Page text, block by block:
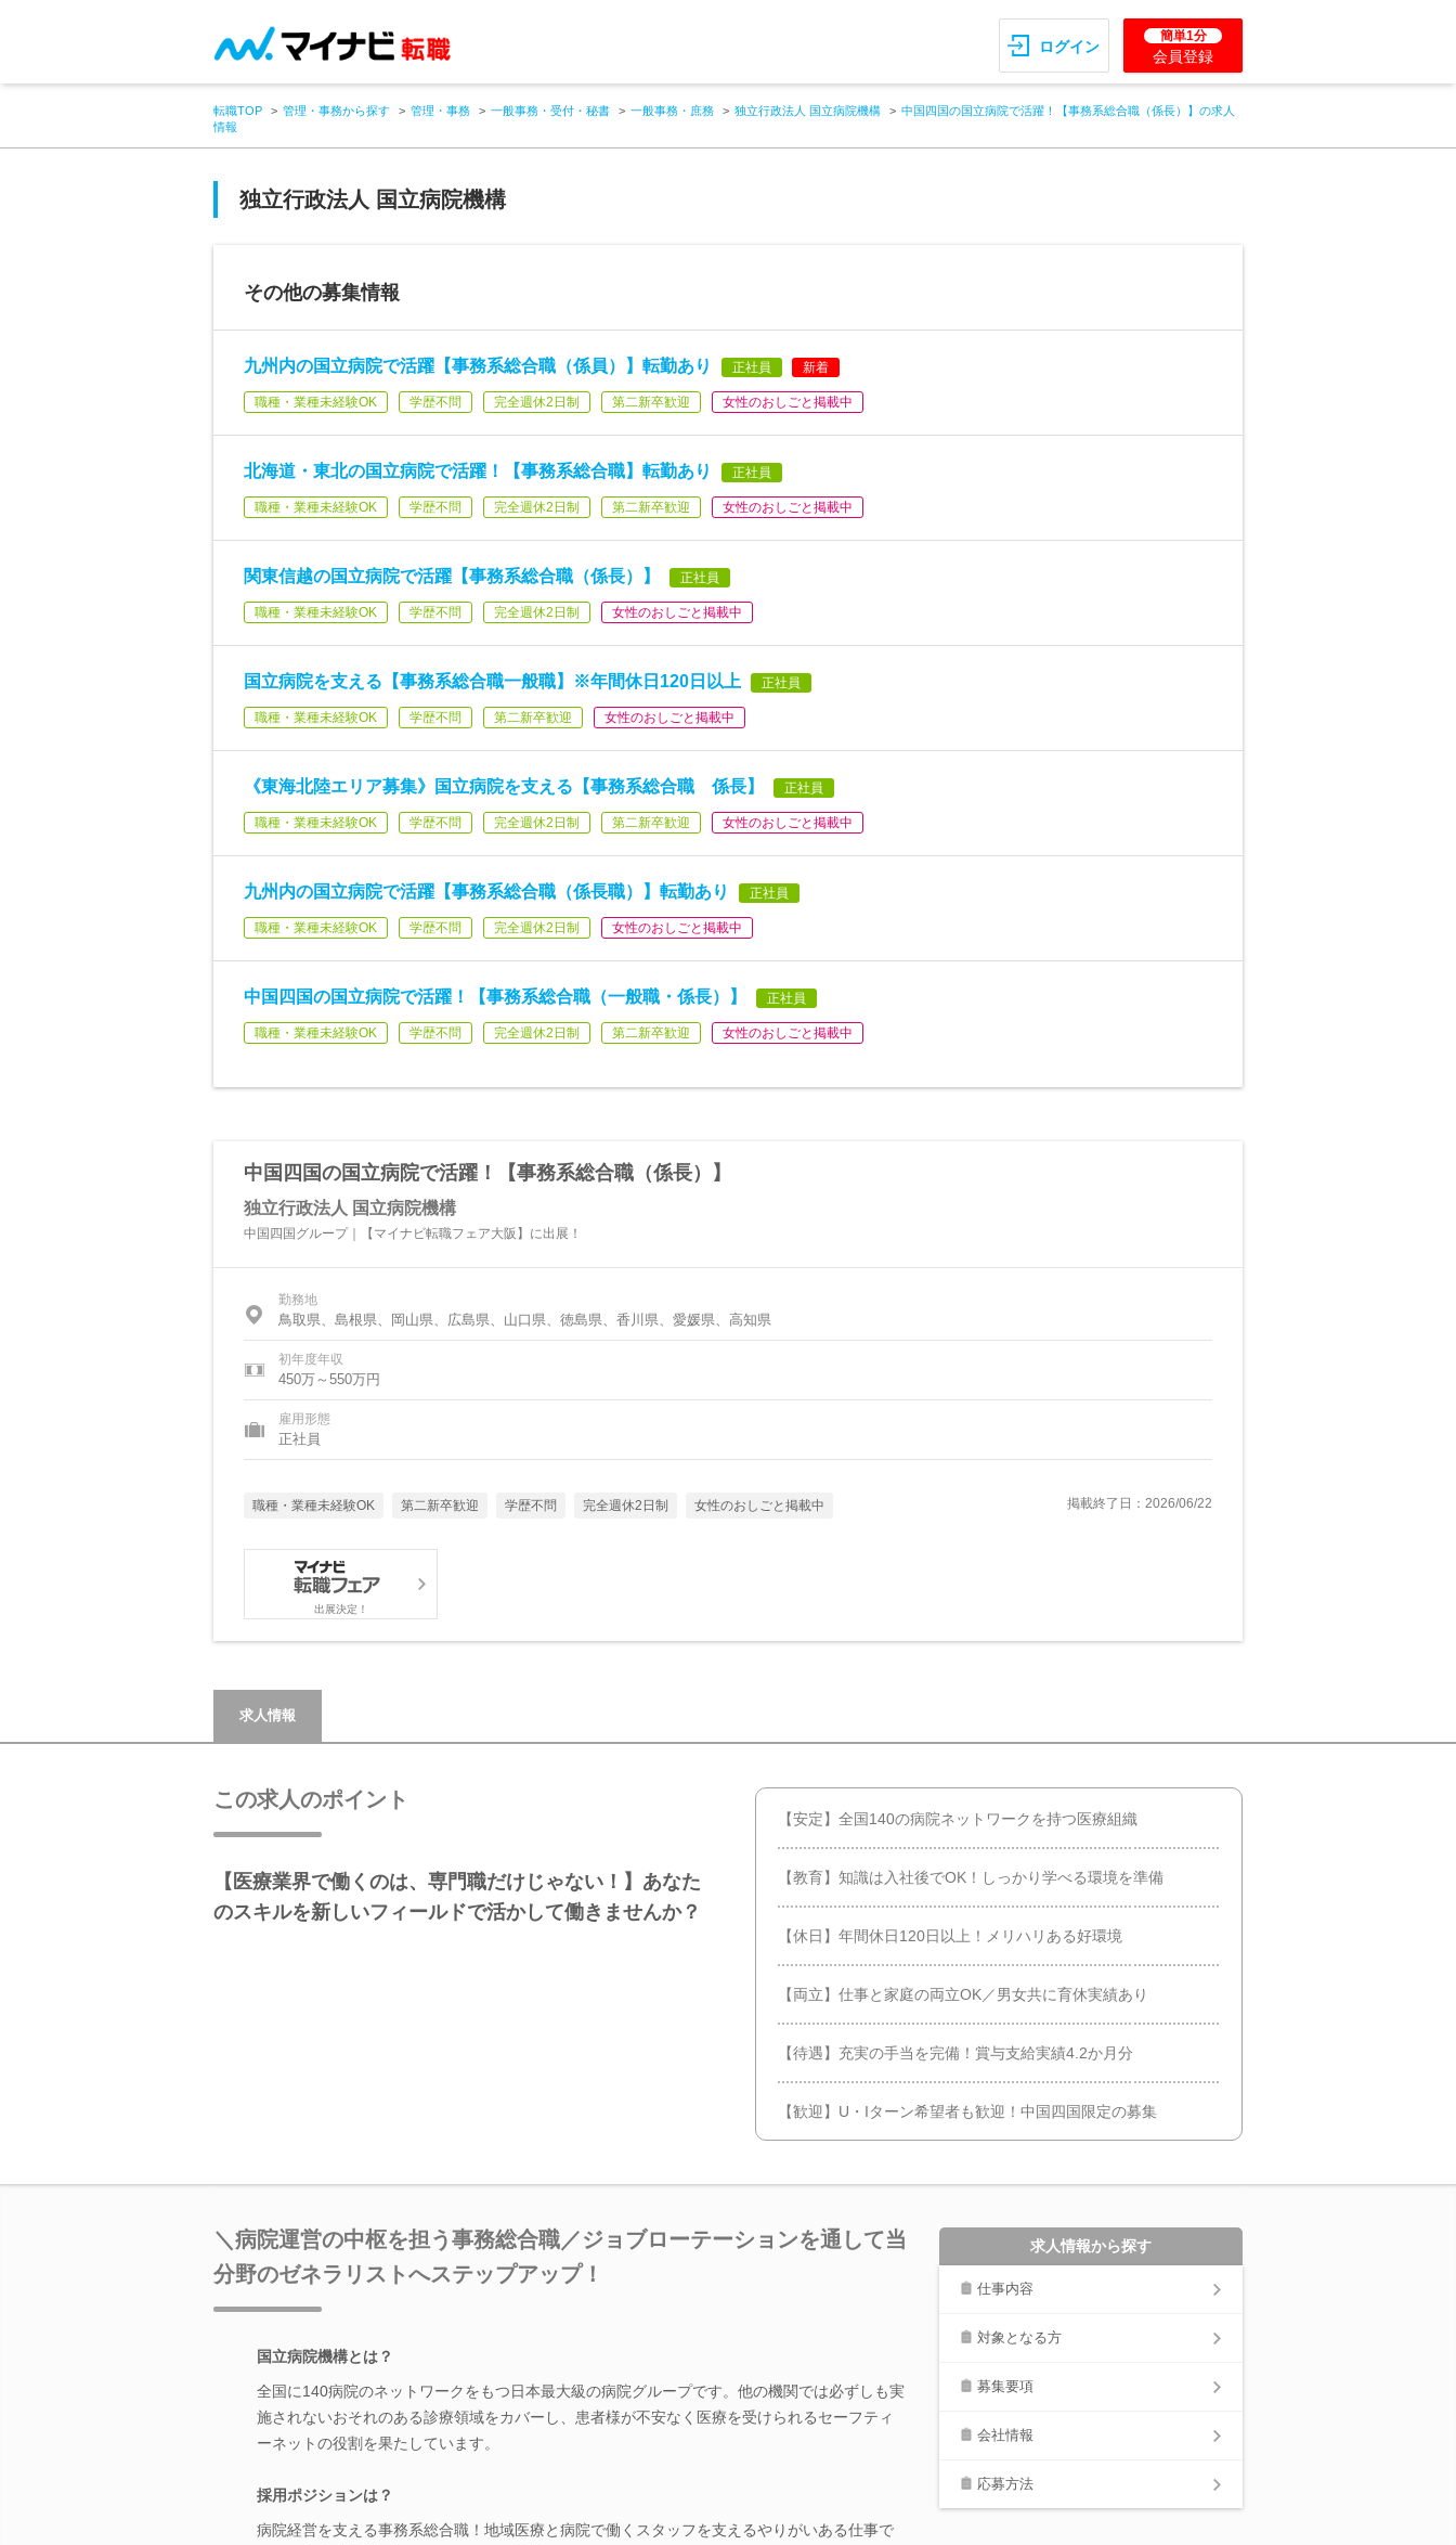
ログイン
簡単1分
会員登録
転職TOP 管理・事務から探す 管理・事務 一般事務・受付・秘書 一般事務・庶務 独立行政法人 国立病院機構
中国四国の国立病院で活躍！【事務系総合職（係長）】の求人
情報
独立行政法人 国立病院機構
その他の募集情報
九州内の国立病院で活躍【事務系総合職（係員）】転勤あり 正社員 新着
職種・業種未経験OK 学歴不問 完全週休2日制 第二新卒歓迎 女性のおしごと掲載中
北海道・東北の国立病院で活躍！【事務系総合職】転勤あり 正社員
職種・業種未経験OK 学歴不問 完全週休2日制 第二新卒歓迎 女性のおしごと掲載中
関東信越の国立病院で活躍【事務系総合職（係長）】 正社員
職種・業種未経験OK 学歴不問 完全週休2日制 女性のおしごと掲載中
国立病院を支える【事務系総合職一般職】※年間休日120日以上 正社員
職種・業種未経験OK 学歴不問 第二新卒歓迎 女性のおしごと掲載中
《東海北陸エリア募集》国立病院を支える【事務系総合職 係長】 正社員
職種・業種未経験OK 学歴不問 完全週休2日制 第二新卒歓迎 女性のおしごと掲載中
九州内の国立病院で活躍【事務系総合職（係長職）】転勤あり 正社員
職種・業種未経験OK 学歴不問 完全週休2日制 女性のおしごと掲載中
中国四国の国立病院で活躍！【事務系総合職（一般職・係長）】 正社員
職種・業種未経験OK 学歴不問 完全週休2日制 第二新卒歓迎 女性のおしごと掲載中
中国四国の国立病院で活躍！【事務系総合職（係長）】
独立行政法人 国立病院機構
中国四国グループ｜【マイナビ転職フェア大阪】に出展！
勤務地
鳥取県、島根県、岡山県、広島県、山口県、徳島県、香川県、愛媛県、高知県
初年度年収
450万～550万円
雇用形態
正社員
職種・業種未経験OK 第二新卒歓迎 学歴不問 完全週休2日制 女性のおしごと掲載中 掲載終了日：2026/06/22
出展決定！
求人情報
この求人のポイント
【医療業界で働くのは、専門職だけじゃない！】あなた
のスキルを新しいフィールドで活かして働きませんか？
【安定】全国140の病院ネットワークを持つ医療組織
【教育】知識は入社後でOK！しっかり学べる環境を準備
【休日】年間休日120日以上！メリハリある好環境
【両立】仕事と家庭の両立OK／男女共に育休実績あり
【待遇】充実の手当を完備！賞与支給実績4.2か月分
【歓迎】U・Iターン希望者も歓迎！中国四国限定の募集
＼病院運営の中枢を担う事務総合職／ジョブローテーションを通して当
分野のゼネラリストへステップアップ！
国立病院機構とは？
全国に140病院のネットワークをもつ日本最大級の病院グループです。他の機関では必ずしも実
施されないおそれのある診療領域をカバーし、患者様が不安なく医療を受けられるセーフティ
ーネットの役割を果たしています。
採用ポジションは？
病院経営を支える事務系総合職！地域医療と病院で働くスタッフを支えるやりがいある仕事で
求人情報から探す
仕事内容
対象となる方
募集要項
会社情報
応募方法